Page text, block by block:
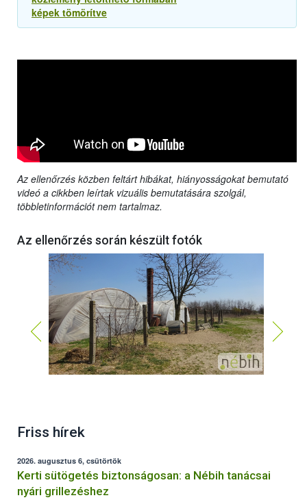
képek tömörítve
Az ellenőrzés közben feltárt hibákat, hiányosságokat bemutató
videó a cikkben leírtak vizuális bemutatására szolgál,
többletinformációt nem tartalmaz.
Az ellenőrzés során készült fotók
Friss hírek
2026. augusztus 6, csütörtök
Kerti sütögetés biztonságosan: a Nébih tanácsai
nyári grillezéshez